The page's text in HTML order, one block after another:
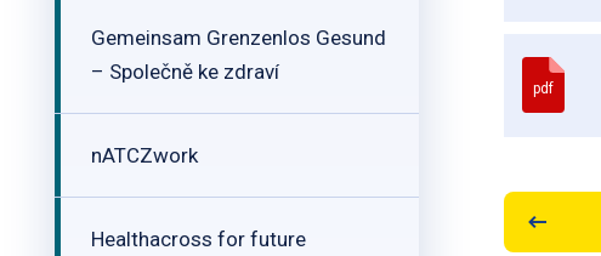
Gemeinsam Grenzenlos Gesund
– Společně ke zdraví
nATCZwork
Healthacross for future
pdf